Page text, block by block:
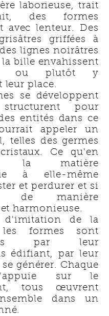
laborieuse, trait
des formes
avec lenteur. Des
griffées à
lignes noirâtres
la bille envahissent
ou plutôt y
leur place.
se développent
pour
entités dans ce
appeler un
telles des germes
Ce qu'en
la matière
à elle-même
et perdurer et si
de manière
harmonieuse.
d'imitation de la
les formes sont
par leur
édifiant, par leur
générer. Chaque
sur le
tous œuvrent
dans un